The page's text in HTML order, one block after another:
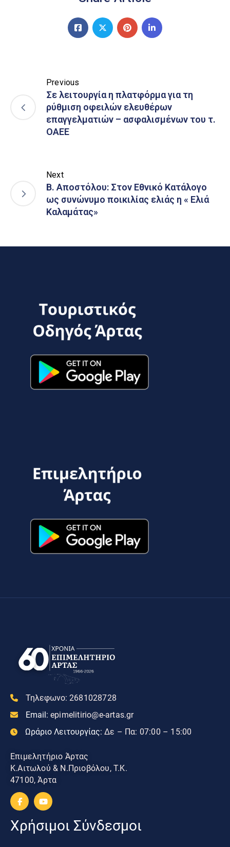
Previous
Σε λειτουργία η πλατφόρμα για τη
ρύθμιση οφειλών ελευθέρων
επαγγελματιών – ασφαλισμένων του τ.
ΟΑΕΕ
Next
Β. Αποστόλου: Στον Εθνικό Κατάλογο
ως συνώνυμο ποικιλίας ελιάς η « Ελιά
Καλαμάτας»
Τηλεφωνο: 2681028728
Email: epimelitirio@e-artas.gr
Ωράριο Λειτουργίας: Δε – Πα: 07:00 – 15:00
Επιμελητήριο Άρτας
Κ.Αιτωλού & Ν.Πριοβόλου, Τ.Κ.
47100, Άρτα
Χρήσιμοι Σύνδεσμοι